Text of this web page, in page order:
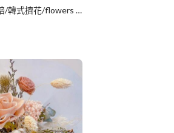
Yumi手作烘焙/韓式擠花/flowers cake/香氛蠟